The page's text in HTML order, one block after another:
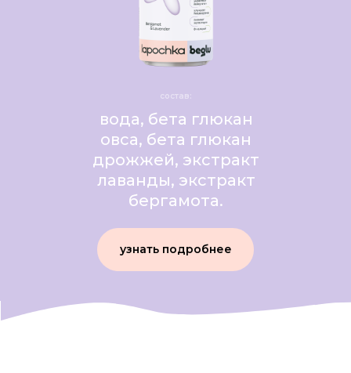
вода, бета глюкан
овса, бета глюкан
дрожжей, экстракт
лаванды, экстракт
бергамота.
состав:
узнать подробнее